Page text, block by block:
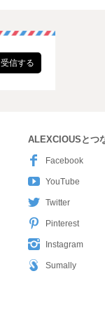
受信する
ALEXCIOUSとつ
Facebook
YouTube
Twitter
Pinterest
Instagram
Sumally